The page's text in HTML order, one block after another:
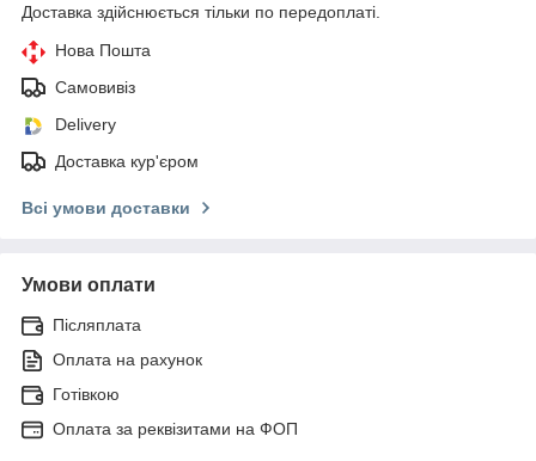
Доставка здійснюється тільки по передоплаті.
Нова Пошта
Самовивіз
Delivery
Доставка кур'єром
Всі умови доставки
Умови оплати
Післяплата
Оплата на рахунок
Готівкою
Оплата за реквізитами на ФОП